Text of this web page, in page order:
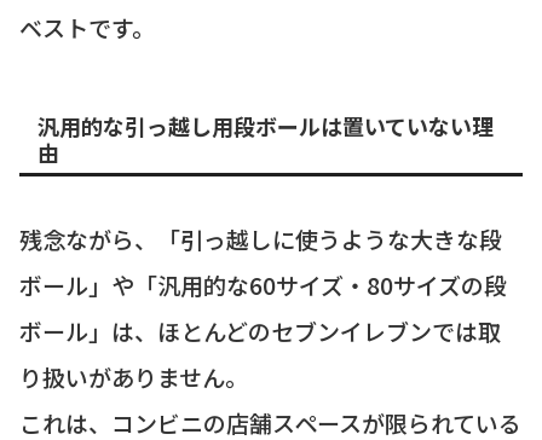
ベストです。
汎用的な引っ越し用段ボールは置いていない理
由
残念ながら、「引っ越しに使うような大きな段
ボール」や「汎用的な60サイズ・80サイズの段
ボール」は、ほとんどのセブンイレブンでは取
り扱いがありません。
これは、コンビニの店舗スペースが限られている